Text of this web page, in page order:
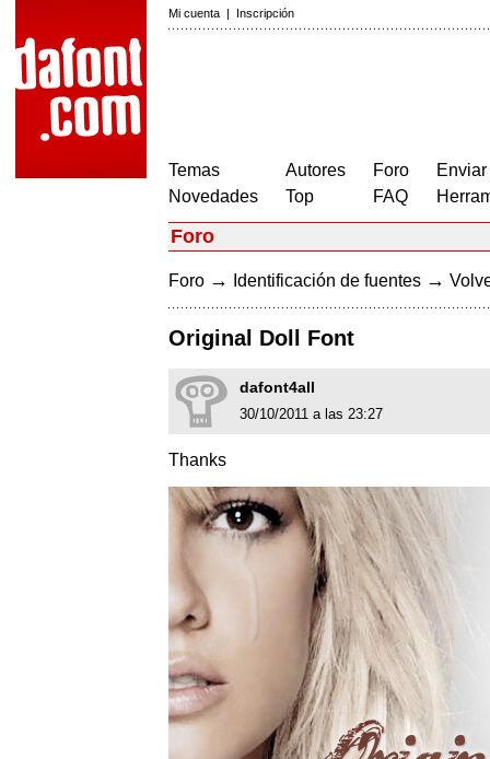
Mi cuenta | Inscripción
Temas
Novedades
Autores
Top
Foro
FAQ
Foro
Foro → Identificación de fuentes →
Original Doll Font
dafont4all
30/10/2011 a las 23:27
Thanks